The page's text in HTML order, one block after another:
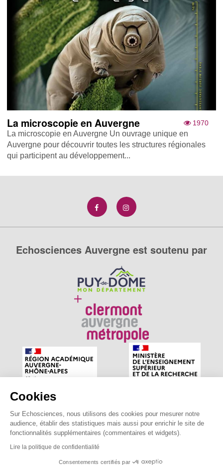
Cookies
Sur Echosciences, nous utilisons des cookies pour mesurer notre
audience, établir des statistiques mais aussi pour enrichir le site de
fonctionnalités supplémentaires (commentaires et widgets).
Lire la politique de confidentialité
Consentements certifiés par
1970
La microscopie en Auvergne
La microscopie en Auvergne Un ouvrage unique en
Auvergne pour découvrir toutes les structures régionales
qui participent au développement...
Echosciences Auvergne est soutenu par
Echosciences Auvergne est le réseau social des amateurs
de sciences et de technologies du territoire. Propulsé par
astu'sciences.